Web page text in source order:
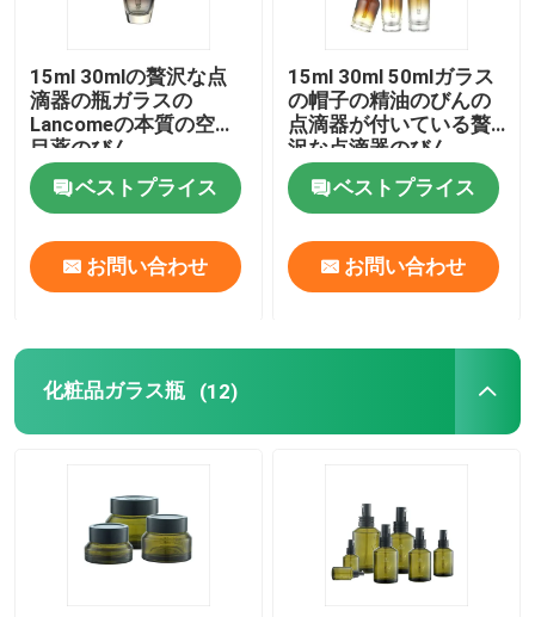
15ml 30mlの贅沢な点
滴器の瓶ガラスの
Lancomeの本質の空の
目薬のびん
ベストプライス
お問い合わせ
15ml 30ml 50mlガラス
の帽子の精油のびんの
点滴器が付いている贅
沢な点滴器のびん
ベストプライス
お問い合わせ
化粧品ガラス瓶 (12)